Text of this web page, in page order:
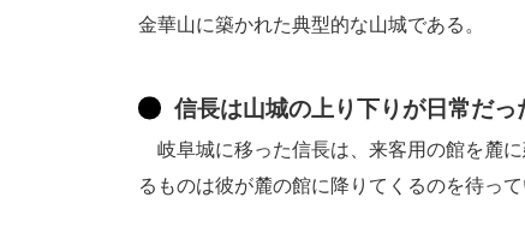
金華山に築かれた典型的な山城である。
信長は山城の上り下りが日常だっ
岐阜城に移った信長は、来客用の館を麓
るものは彼が麓の館に降りてくるのを待って